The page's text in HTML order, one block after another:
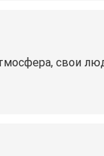
свои